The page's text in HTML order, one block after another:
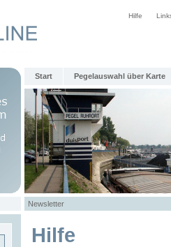
Hilfe
Start Pegelauswahl über Karte
Newsletter
Hilfe